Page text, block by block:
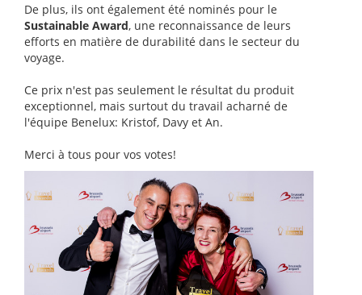
De plus, ils ont également été nominés pour le
Sustainable Award, une reconnaissance de leurs
efforts en matière de durabilité dans le secteur du
voyage.
Ce prix n'est pas seulement le résultat du produit
exceptionnel, mais surtout du travail acharné de
l'équipe Benelux: Kristof, Davy et An.
Merci à tous pour vos votes!